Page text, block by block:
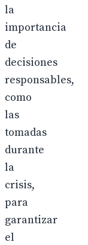
la
importancia
de
decisiones
responsables,
como
las
tomadas
durante
la
crisis,
para
garantizar
el